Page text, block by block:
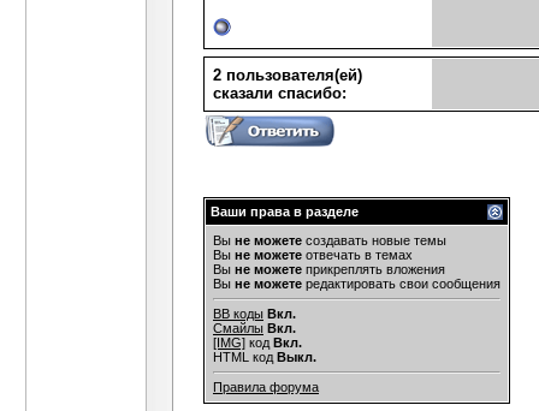
2 пользователя(ей)
сказали cпасибо:
Ваши права в разделе
Вы не можете создавать новые темы
Вы не можете отвечать в темах
Вы не можете прикреплять вложения
Вы не можете редактировать свои сообщения
BB коды Вкл.
Смайлы Вкл.
[IMG] код Вкл.
HTML код Выкл.
Правила форума